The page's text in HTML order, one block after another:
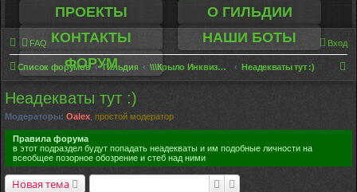
ПРОЕКТЫ
О ГИЛЬДИИ
КОНТАКТЫ
НАШИ БОТЫ
ФОРУМ
FAQ Вход
Список форумов Гильдия \\\Крыло Инквизиции/// (отлов читеров - обжалование БАНа) Неадекваты тут :)
Неадекваты тут :)
Модераторы: Oalex простой модератор
Правила форума
в этот подраздел будут попадать неадекваты и им подобные личности на
всеобщее позорное обозрение и стеб над ними
Новая тема Поиск